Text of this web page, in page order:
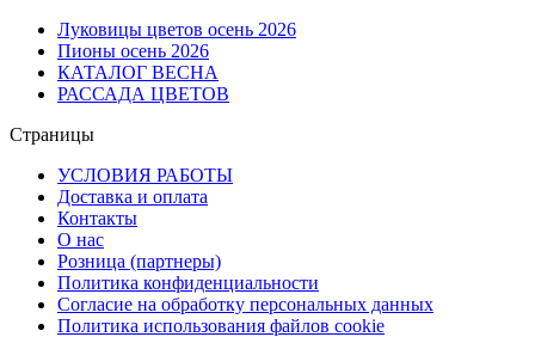
Луковицы цветов осень 2026
Пионы осень 2026
КАТАЛОГ ВЕСНА
РАССАДА ЦВЕТОВ
Страницы
УСЛОВИЯ РАБОТЫ
Доставка и оплата
Контакты
О наc
Розница (партнеры)
Политика конфиденциальности
Согласие на обработку персональных данных
Политика использования файлов сookie